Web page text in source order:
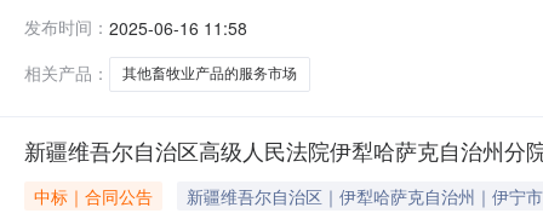
目联系电话:/采购计划文号:采购计划金额（元）:项目所
发布时间： 2025-06-16 11:58
相关产品：
其他畜牧业产品的服务市场
新疆维吾尔自治区高级人民法院伊犁哈萨克自治州分
中标｜合同公告
新疆维吾尔自治区｜伊犁哈萨克自治州｜伊宁市